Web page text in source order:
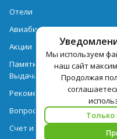
Мы используем
наш сайт
Продолжая
Отели
Авиабилеты
Акции
Памятка для туристов
Выдача документов
Рекомендации
Вопрос-ответ
Счет и оплата